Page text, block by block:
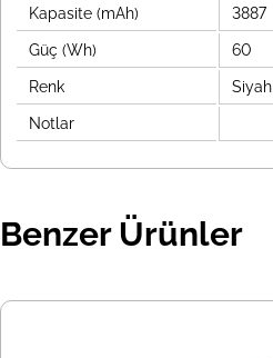
Kapasite (mAh) 3887
Güç (Wh) 60
Renk Siyah
Notlar
Benzer Ürünler